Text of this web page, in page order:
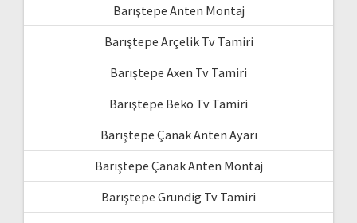
Barıştepe Anten Montaj
Barıştepe Arçelik Tv Tamiri
Barıştepe Axen Tv Tamiri
Barıştepe Beko Tv Tamiri
Barıştepe Çanak Anten Ayarı
Barıştepe Çanak Anten Montaj
Barıştepe Grundig Tv Tamiri